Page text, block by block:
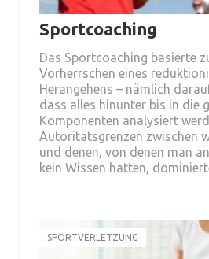
Sportcoaching
Das Sportcoaching basierte
Vorherrschen eines
Herangehens – nämlich
dass alles hinunter bis in die
Komponenten analysiert
Autoritätsgrenzen zwischen
und denen, von denen man
kein Wissen hatten,
SPORTVERLETZUNG